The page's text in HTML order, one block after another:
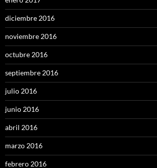
diciembre 2016
noviembre 2016
octubre 2016
septiembre 2016
julio 2016
junio 2016
abril 2016
marzo 2016
febrero 2016